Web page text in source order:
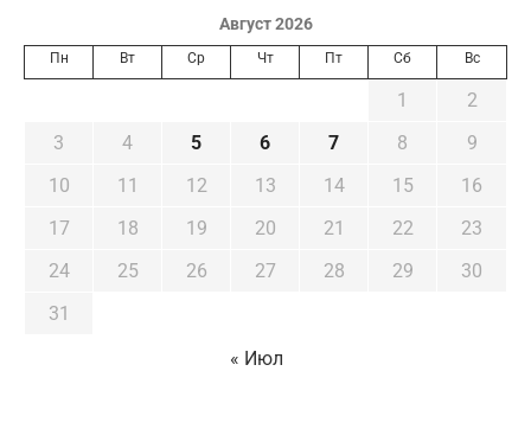
Август 2026
Пн Вт Ср Чт Пт Сб Вс
1
2
3
4 5 6 7 8
9
10
11 12 13 14 15
16
17
18 19 20 21 22
23
24
25 26 27 28 29
30
31
« Июл